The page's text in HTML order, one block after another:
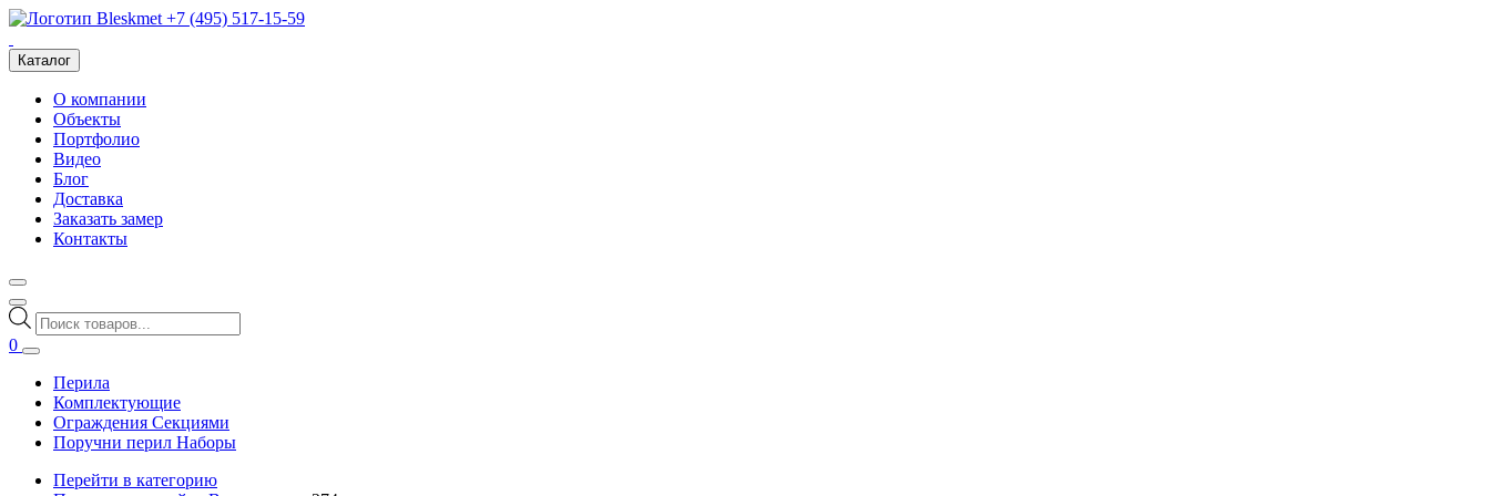
+7 (495) 517-15-59
Каталог
О компании
Объекты
Портфолио
Видео
Блог
Доставка
Заказать замер
Контакты
Поиск
товаров
0
Перила
Комплектующие
Ограждения Секциями
Поручни перил Наборы
Перейти в категорию